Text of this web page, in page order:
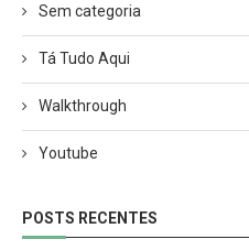
Sem categoria
Tá Tudo Aqui
Walkthrough
Youtube
POSTS RECENTES